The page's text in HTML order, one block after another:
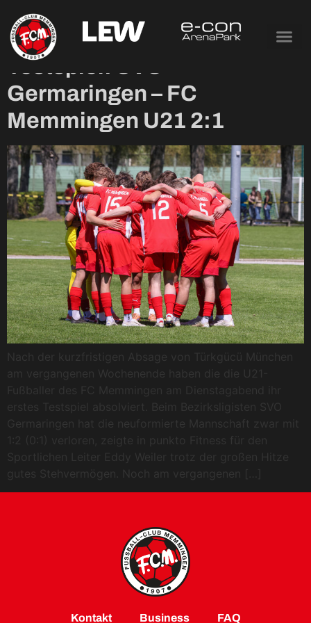
Tag: 24. Juni 2026
Testspiel: SVO
Germaringen – FC
Memmingen U21 2:1
Nach der kurzfristigen Absage von Türkgücü München
am vergangenen Wochenende haben die die U21-
Fußballer des FC Memmingen am Dienstagabend ihr
erstes Testspiel absolviert. Beim Bezirksligisten SVO
Germaringen hat die neuformierte Mannschaft zwar mit
1:2 (0:1) verloren, zeigte in punkto Fitness für den
Sportlichen Leiter Eddy Weiler trotz der großen Hitze
gutes Stehvermögen. Noch am vergangenen […]
Kontakt Business FAQ